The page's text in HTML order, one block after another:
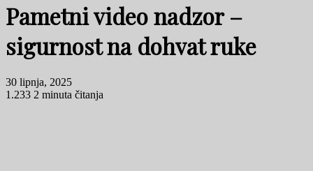
Pametni video nadzor –
sigurnost na dohvat ruke
30 lipnja, 2025
1.233 2 minuta čitanja